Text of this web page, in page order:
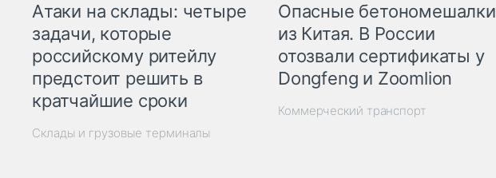
Атаки на склады: четыре
задачи, которые
российскому ритейлу
предстоит решить в
кратчайшие сроки
Склады и грузовые терминалы
Опасные бетономешалки
из Китая. В России
отозвали сертификаты у
Dongfeng и Zoomlion
Коммерческий транспорт